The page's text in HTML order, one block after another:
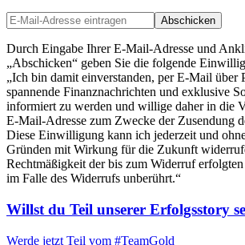
Abschicken
Durch Eingabe Ihrer E-Mail-Adresse und
„Abschicken“ geben Sie die folgende
„Ich bin damit einverstanden, per E-Mail über
spannende Finanznachrichten und exklusive
informiert zu werden und willige daher in die
E-Mail-Adresse zum Zwecke der Zusendung
Diese Einwilligung kann ich jederzeit und
Gründen mit Wirkung für die Zukunft
Rechtmäßigkeit der bis zum Widerruf
im Falle des Widerrufs unberührt.“
Willst du Teil unserer Erfolgsstory
Werde jetzt Teil vom #TeamGold